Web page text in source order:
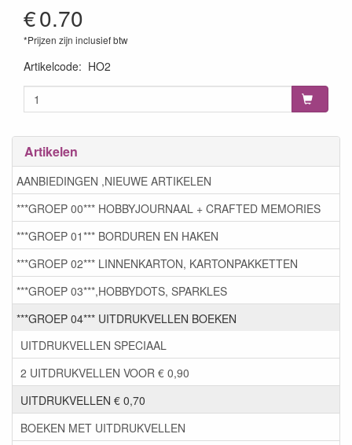
€0.70
*Prijzen zijn inclusief btw
Artikelcode: HO2
Artikelen
AANBIEDINGEN ,NIEUWE ARTIKELEN
***GROEP 00*** HOBBYJOURNAAL + CRAFTED MEMORIES
***GROEP 01*** BORDUREN EN HAKEN
***GROEP 02*** LINNENKARTON, KARTONPAKKETTEN
***GROEP 03***,HOBBYDOTS, SPARKLES
***GROEP 04*** UITDRUKVELLEN BOEKEN
UITDRUKVELLEN SPECIAAL
2 UITDRUKVELLEN VOOR € 0,90
UITDRUKVELLEN € 0,70
BOEKEN MET UITDRUKVELLEN